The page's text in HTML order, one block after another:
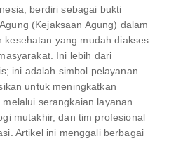
berdiri sebagai bukti
(Kejaksaan Agung) dalam
kesehatan yang mudah diakses
Ini lebih dari
ini adalah simbol pelayanan
untuk meningkatkan
serangkaian layanan
mutakhir, dan tim profesional
Artikel ini menggali berbagai